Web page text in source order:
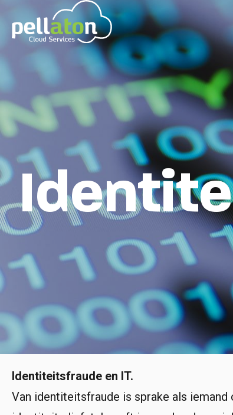
Identiteitsfraude en IT.
Van identiteitsfraude is sprake als